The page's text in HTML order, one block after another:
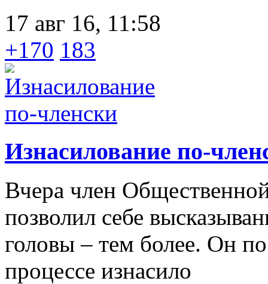
17 авг 16, 11:58
+170 183
Изнасилование по-
Вчера член
позволил себе
головы – тем более. Он
процессе изнасило